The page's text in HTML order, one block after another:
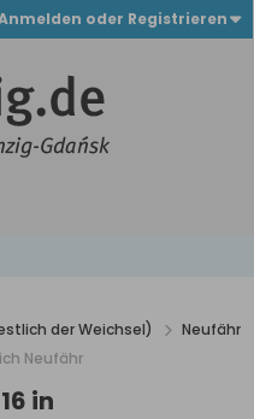
oder Registrieren
der Weichsel)
Neufähr
Neufähr
in